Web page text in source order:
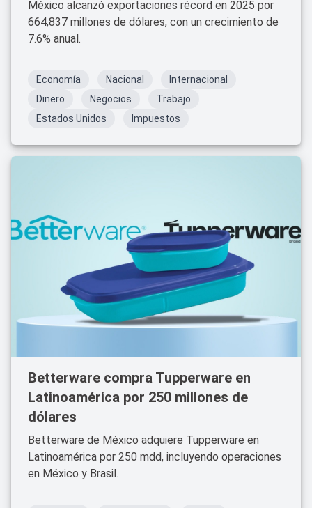
México alcanzó exportaciones récord en 2025 por
664,837 millones de dólares, con un crecimiento de
7.6% anual.
Economía Nacional
Internacional
Dinero
Negocios
Trabajo
Estados Unidos
Impuestos
Betterware compra Tupperware en
Latinoamérica por 250 millones de
dólares
Betterware de México adquiere Tupperware en
Latinoamérica por 250 mdd, incluyendo operaciones
en México y Brasil.